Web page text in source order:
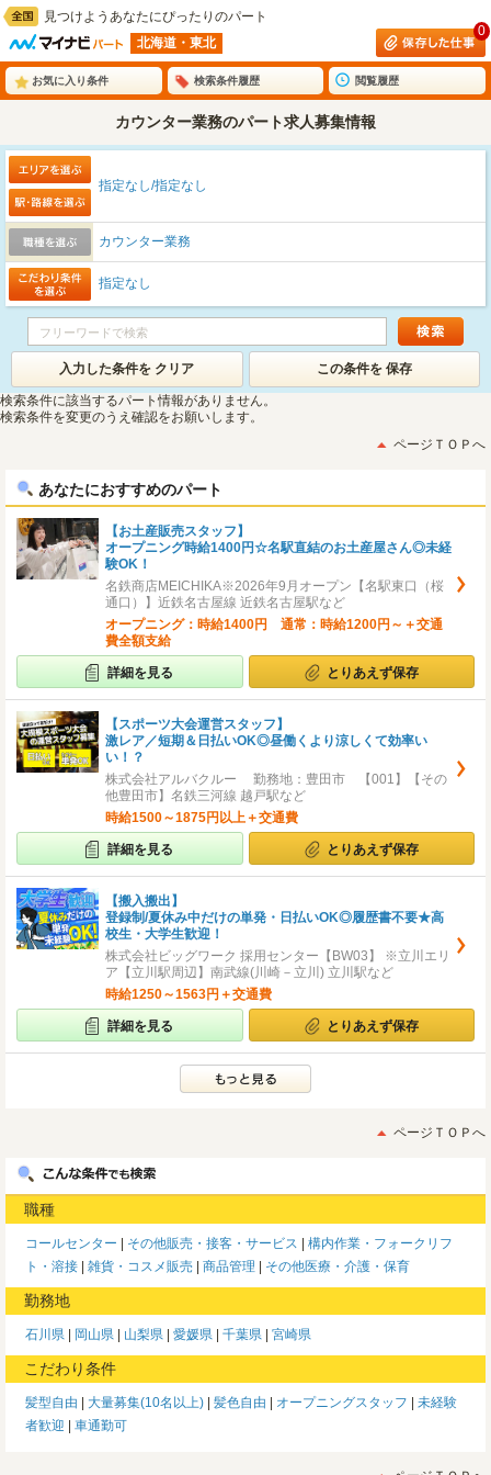
見つけようあなたにぴったりのパート
北海道・東北
0
お気に入り条件 検索条件履歴 閲覧履歴
カウンター業務のパート求人募集情報
指定なし/指定なし
カウンター業務
指定なし
入力した条件を クリア この条件を 保存
検索条件に該当するパート情報がありません。
検索条件を変更のうえ確認をお願いします。
ページＴＯＰへ
あなたにおすすめのパート
【お土産販売スタッフ】
オープニング時給1400円☆名駅直結のお土産屋さん◎未経
験OK！
名鉄商店MEICHIKA※2026年9月オープン【名駅東口（桜
通口）】近鉄名古屋線 近鉄名古屋駅など
オープニング：時給1400円 通常：時給1200円～＋交通
費全額支給
詳細を見る とりあえず保存
【スポーツ大会運営スタッフ】
激レア／短期＆日払いOK◎昼働くより涼しくて効率い
い！？
株式会社アルバクルー 勤務地：豊田市 【001】【その
他豊田市】名鉄三河線 越戸駅など
時給1500～1875円以上＋交通費
詳細を見る とりあえず保存
【搬入搬出】
登録制/夏休み中だけの単発・日払いOK◎履歴書不要★高
校生・大学生歓迎！
株式会社ビッグワーク 採用センター【BW03】 ※立川エリ
ア【立川駅周辺】南武線(川崎－立川) 立川駅など
時給1250～1563円＋交通費
詳細を見る とりあえず保存
ページＴＯＰへ
職種
コールセンター その他販売・接客・サービス
構内作業・フォークリフ
ト・溶接
雑貨・コスメ販売 商品管理 その他医療・介護・保育
勤務地
石川県 岡山県 山梨県 愛媛県 千葉県 宮崎県
こだわり条件
髪型自由 大量募集(10名以上) 髪色自由 オープニングスタッフ
未経験
者歓迎
車通勤可